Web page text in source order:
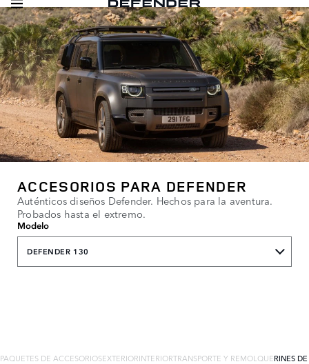
ACCESORIOS PARA DEFENDER
Auténticos diseños Defender. Hechos para la aventura.
Probados hasta el extremo.
Modelo
DEFENDER 130
PAQUETES DE ACCESORIOSEXTERIORINTERIORTRANSPORTE Y REMOLQUERINES